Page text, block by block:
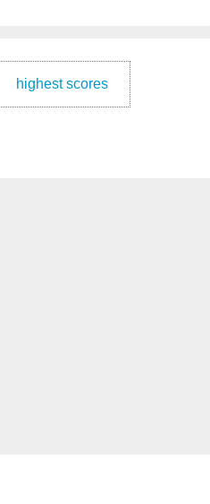
highest scores